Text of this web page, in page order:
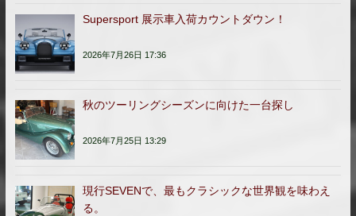
Supersport 展示車入荷カウントダウン！
2026年7月26日 17:36
秋のツーリングシーズンに向けた一台探し
2026年7月25日 13:29
現行SEVENで、最もクラシックな世界観を味わえ
る。